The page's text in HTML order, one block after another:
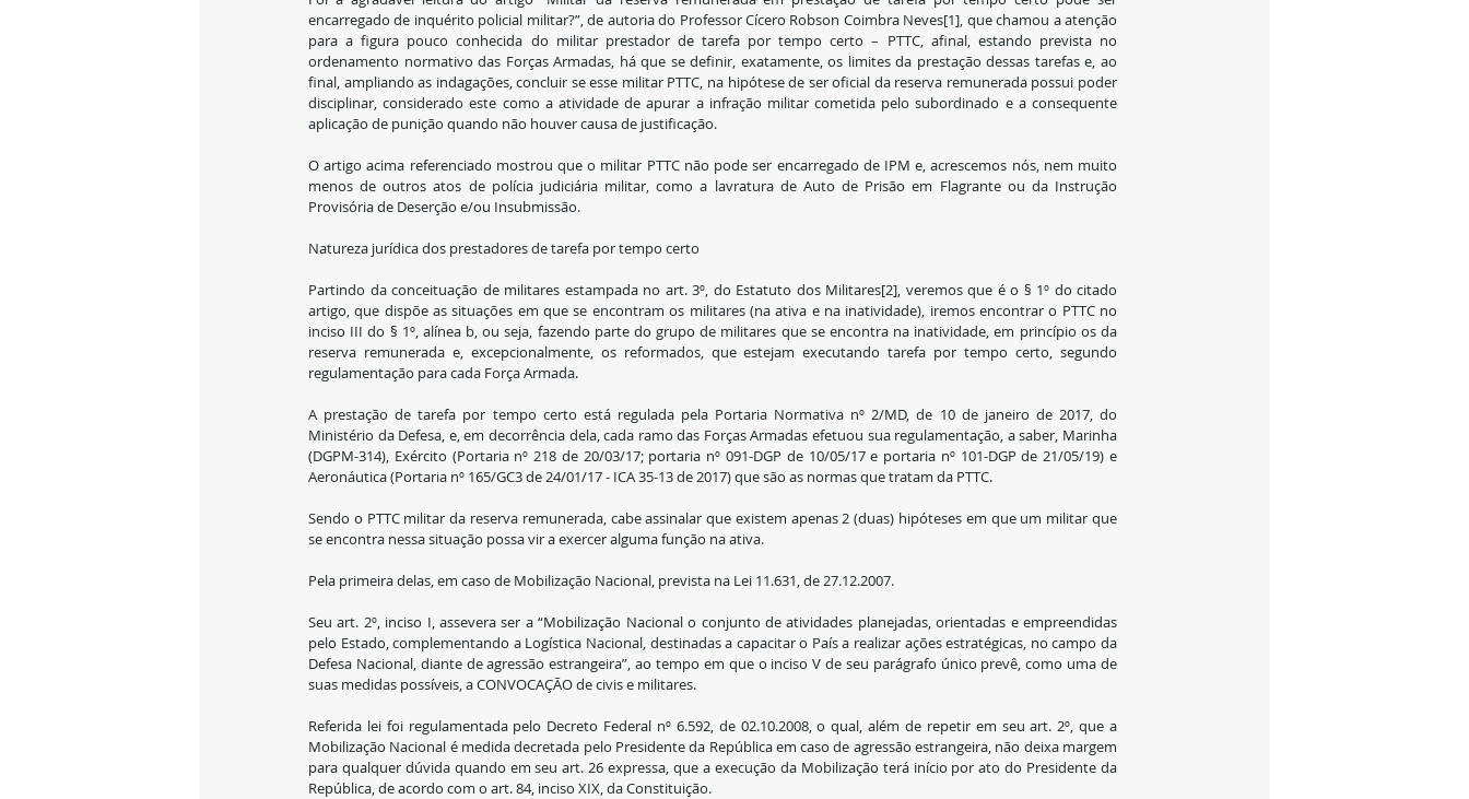
encarregado de inquérito policial militar?”, de autoria do Professor Cícero Robson Coimbra Neves[1], que chamou a atenção
para a figura pouco conhecida do militar prestador de tarefa por tempo certo – PTTC, afinal, estando prevista no
ordenamento normativo das Forças Armadas, há que se definir, exatamente, os limites da prestação dessas tarefas e, ao
final, ampliando as indagações, concluir se esse militar PTTC, na hipótese de ser oficial da reserva remunerada possui poder
disciplinar, considerado este como a atividade de apurar a infração militar cometida pelo subordinado e a consequente
aplicação de punição quando não houver causa de justificação.
O artigo acima referenciado mostrou que o militar PTTC não pode ser encarregado de IPM e, acrescemos nós, nem muito
menos de outros atos de polícia judiciária militar, como a lavratura de Auto de Prisão em Flagrante ou da Instrução
Provisória de Deserção e/ou Insubmissão.
Natureza jurídica dos prestadores de tarefa por tempo certo
Partindo da conceituação de militares estampada no art. 3º, do Estatuto dos Militares[2], veremos que é o § 1º do citado
artigo, que dispõe as situações em que se encontram os militares (na ativa e na inatividade), iremos encontrar o PTTC no
inciso III do § 1º, alínea b, ou seja, fazendo parte do grupo de militares que se encontra na inatividade, em princípio os da
reserva remunerada e, excepcionalmente, os reformados, que estejam executando tarefa por tempo certo, segundo
regulamentação para cada Força Armada.
A prestação de tarefa por tempo certo está regulada pela Portaria Normativa nº 2/MD, de 10 de janeiro de 2017, do
Ministério da Defesa, e, em decorrência dela, cada ramo das Forças Armadas efetuou sua regulamentação, a saber, Marinha
(DGPM-314), Exército (Portaria nº 218 de 20/03/17; portaria nº 091-DGP de 10/05/17 e portaria nº 101-DGP de 21/05/19) e
Aeronáutica (Portaria nº 165/GC3 de 24/01/17 - ICA 35-13 de 2017) que são as normas que tratam da PTTC.
Sendo o PTTC militar da reserva remunerada, cabe assinalar que existem apenas 2 (duas) hipóteses em que um militar que
se encontra nessa situação possa vir a exercer alguma função na ativa.
Pela primeira delas, em caso de Mobilização Nacional, prevista na Lei 11.631, de 27.12.2007.
Seu art. 2º, inciso I, assevera ser a “Mobilização Nacional o conjunto de atividades planejadas, orientadas e empreendidas
pelo Estado, complementando a Logística Nacional, destinadas a capacitar o País a realizar ações estratégicas, no campo da
Defesa Nacional, diante de agressão estrangeira”, ao tempo em que o inciso V de seu parágrafo único prevê, como uma de
suas medidas possíveis, a CONVOCAÇÃO de civis e militares.
Referida lei foi regulamentada pelo Decreto Federal nº 6.592, de 02.10.2008, o qual, além de repetir em seu art. 2º, que a
Mobilização Nacional é medida decretada pelo Presidente da República em caso de agressão estrangeira, não deixa margem
para qualquer dúvida quando em seu art. 26 expressa, que a execução da Mobilização terá início por ato do Presidente da
República, de acordo com o art. 84, inciso XIX, da Constituição.